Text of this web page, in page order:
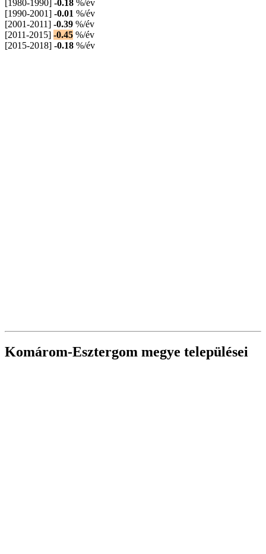
[1980-1990] -0.18 %/év
[1990-2001] -0.01 %/év
[2001-2011] -0.39 %/év
[2011-2015] -0.45 %/év
[2015-2018] -0.18 %/év
Komárom-Esztergom megye települései